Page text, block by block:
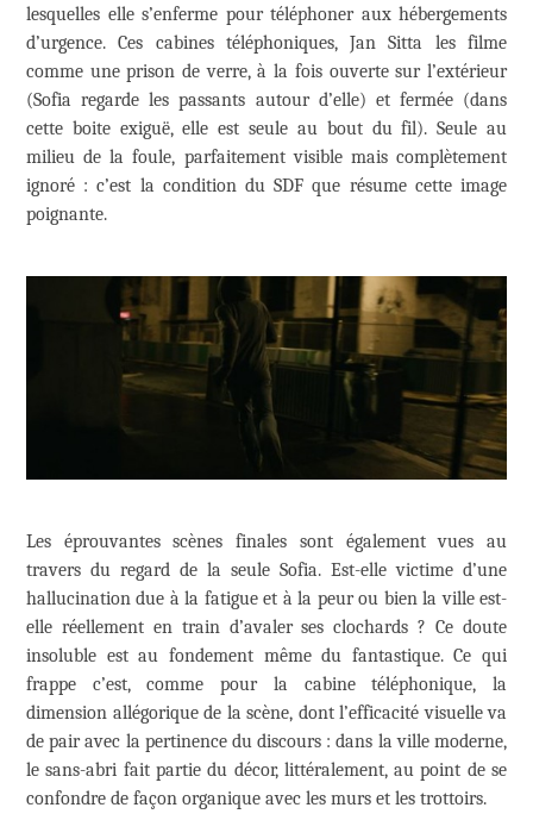
lesquelles elle s’enferme pour téléphoner aux hébergements
d’urgence. Ces cabines téléphoniques, Jan Sitta les filme
comme une prison de verre, à la fois ouverte sur l’extérieur
(Sofia regarde les passants autour d’elle) et fermée (dans
cette boite exiguë, elle est seule au bout du fil). Seule au
milieu de la foule, parfaitement visible mais complètement
ignoré : c’est la condition du SDF que résume cette image
poignante.
Les éprouvantes scènes finales sont également vues au
travers du regard de la seule Sofia. Est-elle victime d’une
hallucination due à la fatigue et à la peur ou bien la ville est-
elle réellement en train d’avaler ses clochards ? Ce doute
insoluble est au fondement même du fantastique. Ce qui
frappe c’est, comme pour la cabine téléphonique, la
dimension allégorique de la scène, dont l’efficacité visuelle va
de pair avec la pertinence du discours : dans la ville moderne,
le sans-abri fait partie du décor, littéralement, au point de se
confondre de façon organique avec les murs et les trottoirs.